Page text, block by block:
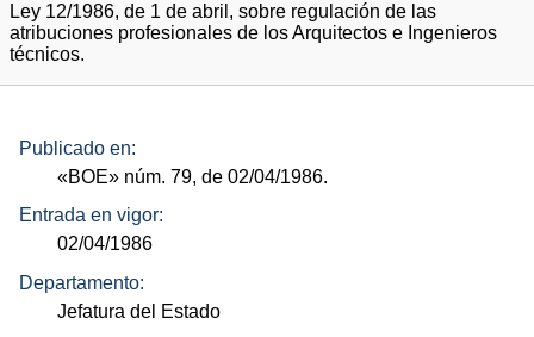
Ley 12/1986, de 1 de abril, sobre regulación de las
atribuciones profesionales de los Arquitectos e Ingenieros
técnicos.
Publicado en:
«BOE» núm. 79, de 02/04/1986.
Entrada en vigor:
02/04/1986
Departamento:
Jefatura del Estado